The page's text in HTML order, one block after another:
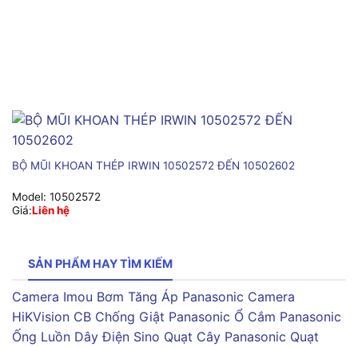
BỘ MŨI KHOAN THÉP IRWIN 10502572 ĐẾN 10502602
Model: 10502572
Giá:Liên hệ
SẢN PHẨM HAY TÌM KIẾM
Camera Imou Bơm Tăng Áp Panasonic Camera
HiKVision CB Chống Giật Panasonic Ổ Cắm Panasonic
Ống Luồn Dây Điện Sino Quạt Cây Panasonic Quạt